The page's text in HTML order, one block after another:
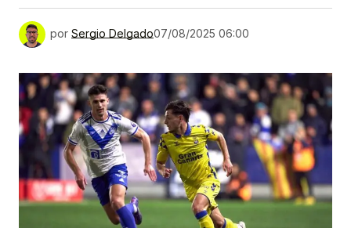
por Sergio Delgado07/08/2025 06:00